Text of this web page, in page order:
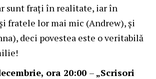
sunt frați în realitate, iar în
fratele lor mai mic (Andrew), și
deci povestea este o veritabilă
ora 20:00 –„Scrisori